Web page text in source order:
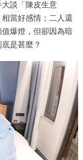
談「陳皮生意
當好感情；二人還
爆燈，但卻因為暗
是甚麼？